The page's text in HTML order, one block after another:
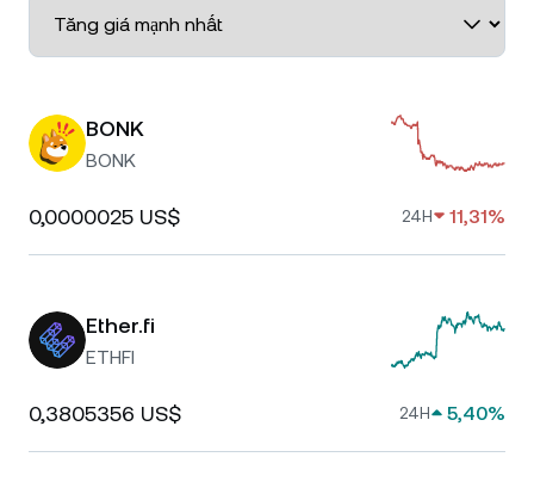
BONK
BONK
0,0000025 US$ 24H 11,31%
Ether.fi
ETHFI
0,3805356 US$ 24H 5,40%